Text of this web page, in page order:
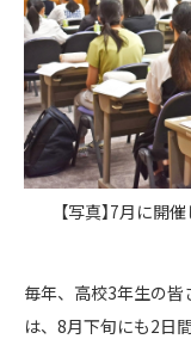
【写真】7月に開
毎年、高校3年生の皆
は、8月下旬にも2日